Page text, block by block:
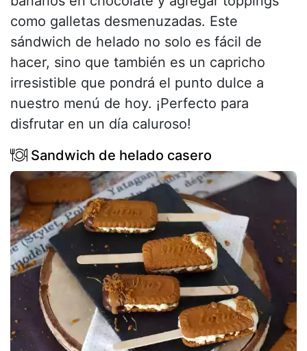
como galletas desmenuzadas. Este
sándwich de helado no solo es fácil de
hacer, sino que también es un capricho
irresistible que pondrá el punto dulce a
nuestro menú de hoy. ¡Perfecto para
disfrutar en un día caluroso!
Sandwich de helado casero